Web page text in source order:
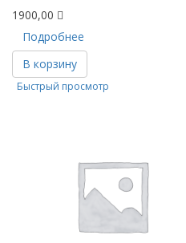
1900,00
Подробнее
В корзину
Быстрый просмотр